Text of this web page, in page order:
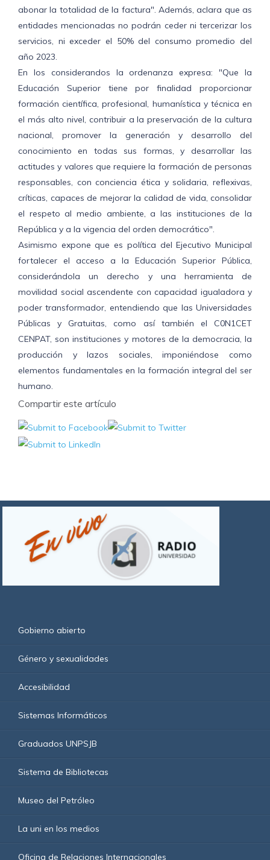
abonar la totalidad de la factura". Además, aclara que as
entidades mencionadas no podrán ceder ni tercerizar los
servicios, ni exceder el 50% del consumo promedio del
año 2023.
En los considerandos la ordenanza expresa: "Que la
Educación Superior tiene por finalidad proporcionar
formación científica, profesional, humanística y técnica en
el más alto nivel, contribuir a la preservación de la cultura
nacional, promover la generación y desarrollo del
conocimiento en todas sus formas, y desarrollar las
actitudes y valores que requiere la formación de personas
responsables, con conciencia ética y solidaria, reflexivas,
críticas, capaces de mejorar la calidad de vida, consolidar
el respeto al medio ambiente, a las instituciones de la
República y a la vigencia del orden democrático".
Asimismo expone que es política del Ejecutivo Municipal
fortalecer el acceso a la Educación Superior Pública,
considerándola un derecho y una herramienta de
movilidad social ascendente con capacidad igualadora y
poder transformador, entendiendo que las Universidades
Públicas y Gratuitas, como así también el C0N1CET
CENPAT, son instituciones y motores de la democracia, la
producción y lazos sociales, imponiéndose como
elementos fundamentales en la formación integral del ser
humano.
Compartir este artículo
Gobierno abierto
Género y sexualidades
Accesibilidad
Sistemas Informáticos
Graduados UNPSJB
Sistema de Bibliotecas
Museo del Petróleo
La uni en los medios
Oficina de Relaciones Internacionales